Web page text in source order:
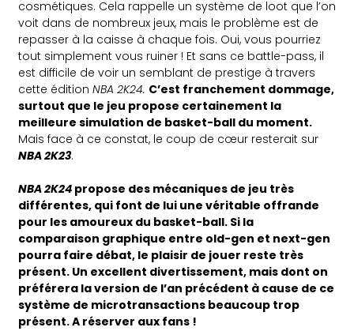
cosmétiques. Cela rappelle un système de loot que l’on
voit dans de nombreux jeux, mais le problème est de
repasser à la caisse à chaque fois. Oui, vous pourriez
tout simplement vous ruiner ! Et sans ce battle-pass, il
est difficile de voir un semblant de prestige à travers
cette édition NBA 2K24. C’est franchement dommage,
surtout que le jeu propose certainement la
meilleure simulation de basket-ball du moment.
Mais face à ce constat, le coup de cœur resterait sur
NBA 2K23.
NBA 2K24 propose des mécaniques de jeu très
différentes, qui font de lui une véritable offrande
pour les amoureux du basket-ball. Si la
comparaison graphique entre old-gen et next-gen
pourra faire débat, le plaisir de jouer reste très
présent. Un excellent divertissement, mais dont on
préférera la version de l’an précédent à cause de ce
système de microtransactions beaucoup trop
présent. A réserver aux fans !